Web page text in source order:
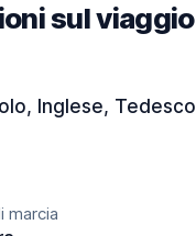
sul viaggio
Inglese, Tedesco
marcia